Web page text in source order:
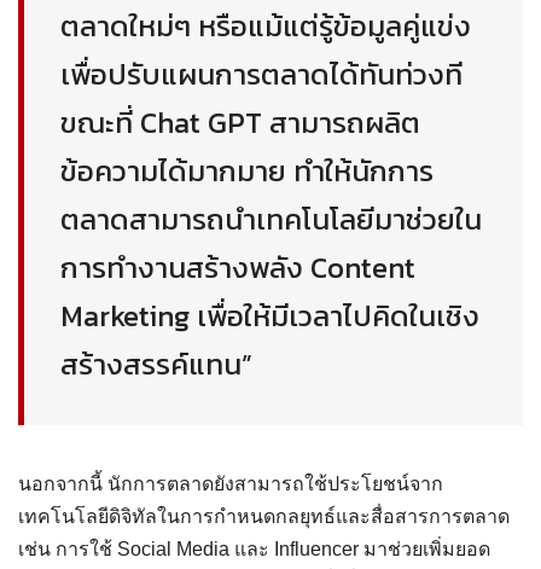
ตลาดใหม่ๆ หรือแม้แต่รู้ข้อมูลคู่แข่ง
เพื่อปรับแผนการตลาดได้ทันท่วงที
ขณะที่ Chat GPT สามารถผลิต
ข้อความได้มากมาย ทำให้นักการ
ตลาดสามารถนำเทคโนโลยีมาช่วยใน
การทำงานสร้างพลัง Content
Marketing เพื่อให้มีเวลาไปคิดในเชิง
สร้างสรรค์แทน”
นอกจากนี้ นักการตลาดยังสามารถใช้ประโยชน์จาก
เทคโนโลยีดิจิทัลในการกำหนดกลยุทธ์และสื่อสารการตลาด
เช่น การใช้ Social Media และ Influencer มาช่วยเพิ่มยอด